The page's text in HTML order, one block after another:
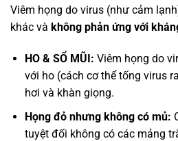
Viêm họng do virus (như cảm
khác và không phản ứng với
HO & SỔ MŨI: Viêm họng do
với ho (cách cơ thể tống virus
hơi và khàn giọng.
Họng đỏ nhưng không có mủ:
tuyệt đối không có các mảng